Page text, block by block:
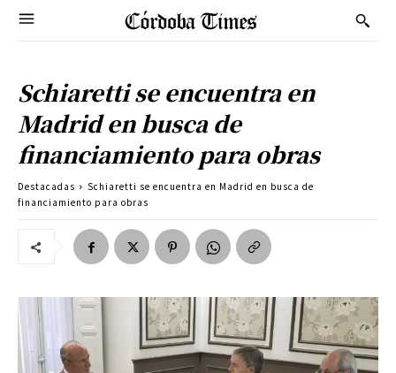
Schiaretti se encuentra en
Madrid en busca de
financiamiento para obras
Destacadas
Schiaretti se encuentra en Madrid en busca de
financiamiento para obras